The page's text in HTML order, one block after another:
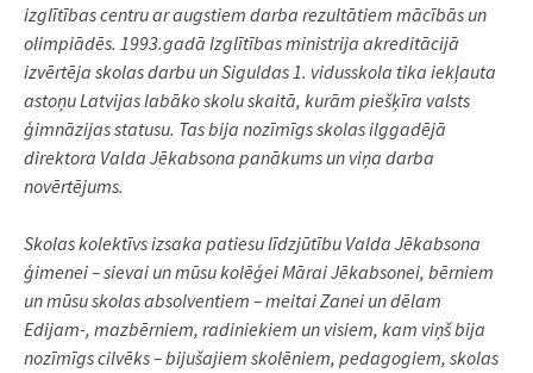
izglītības centru ar augstiem darba rezultātiem mācībās un
olimpiādēs. 1993.gadā Izglītības ministrija akreditācijā
izvērtēja skolas darbu un Siguldas 1. vidusskola tika iekļauta
astoņu Latvijas labāko skolu skaitā, kurām piešķīra valsts
ģimnāzijas statusu. Tas bija nozīmīgs skolas ilggadējā
direktora Valda Jēkabsona panākums un viņa darba
novērtējums.
Skolas kolektīvs izsaka patiesu līdzjūtību Valda Jēkabsona
ģimenei – sievai un mūsu kolēģei Mārai Jēkabsonei, bērniem
un mūsu skolas absolventiem – meitai Zanei un dēlam
Edijam-, mazbērniem, radiniekiem un visiem, kam viņš bija
nozīmīgs cilvēks – bijušajiem skolēniem, pedagogiem, skolas